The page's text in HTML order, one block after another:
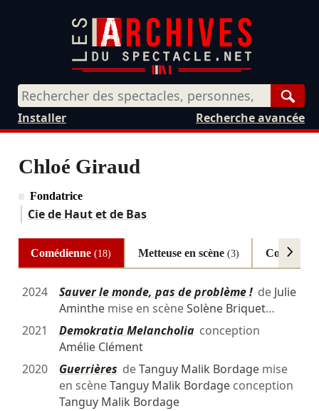
Recherche avancée
Installer
Chloé Giraud
Fondatrice
Cie de Haut et de Bas
Comédienne(18) Metteuse en scène (3)
2024 Sauver le monde, pas de problème !de Julie
Aminthemise en scèneSolène Briquet…
2021
Demokratia Melancholiaconception
Amélie Clément
2020
Guerrières deTanguy Malik Bordagemise
en scèneTanguy Malik Bordageconception
Tanguy Malik Bordage